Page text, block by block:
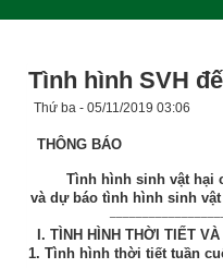
Tình hình SVH
Thứ ba - 05/11/2019 03:06
THÔNG BÁO
Tình hình sinh vật hại
và dự báo tình hình sinh
I. TÌNH HÌNH THỜI TIẾT
1. Tình hình thời tiết tuần